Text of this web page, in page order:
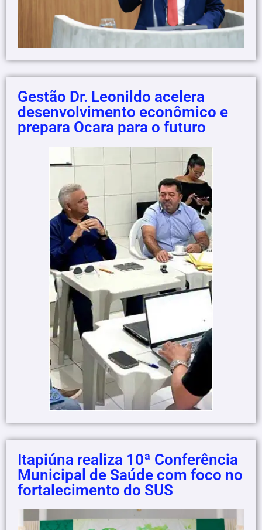
Gestão Dr. Leonildo acelera
desenvolvimento econômico e
prepara Ocara para o futuro
Itapiúna realiza 10ª Conferência
Municipal de Saúde com foco no
fortalecimento do SUS